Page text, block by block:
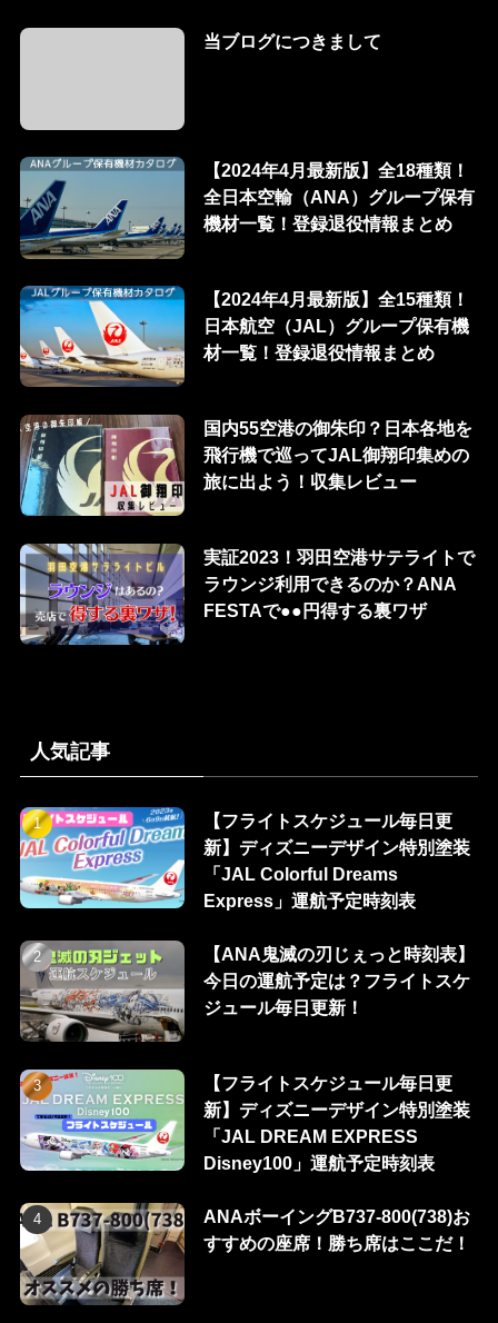
当ブログにつきまして
【2024年4月最新版】全18種類！
全日本空輸（ANA）グループ保有
機材一覧！登録退役情報まとめ
【2024年4月最新版】全15種類！
日本航空（JAL）グループ保有機
材一覧！登録退役情報まとめ
国内55空港の御朱印？日本各地を
飛行機で巡ってJAL御翔印集めの
旅に出よう！収集レビュー
実証2023！羽田空港サテライトで
ラウンジ利用できるのか？ANA
FESTAで●●円得する裏ワザ
人気記事
【フライトスケジュール毎日更
新】ディズニーデザイン特別塗装
「JAL Colorful Dreams
Express」運航予定時刻表
【ANA鬼滅の刃じぇっと時刻表】
今日の運航予定は？フライトスケ
ジュール毎日更新！
【フライトスケジュール毎日更
新】ディズニーデザイン特別塗装
「JAL DREAM EXPRESS
Disney100」運航予定時刻表
ANAボーイングB737-800(738)お
すすめの座席！勝ち席はここだ！